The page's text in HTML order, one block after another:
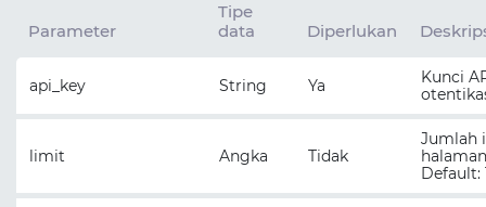
Parameter
Tipe
data
Diperlukan
api_key String Ya
Kunci
limit Angka Tidak
Jumlah
Default: